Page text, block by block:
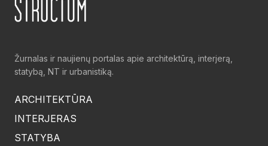
Žurnalas ir naujienų portalas apie architektūrą, interjerą,
statybą, NT ir urbanistiką.
ARCHITEKTŪRA
INTERJERAS
STATYBA